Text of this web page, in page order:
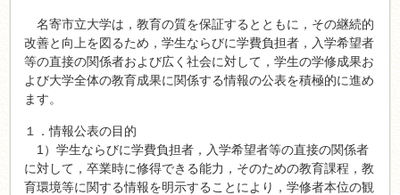
名寄市立大学は，教育の質を保証するとともに，その継続的
改善と向上を図るため，学生ならびに学費負担者，入学希望者
等の直接の関係者および広く社会に対して，学生の学修成果お
よび大学全体の教育成果に関係する情報の公表を積極的に進め
ます。
１．情報公表の目的
1）学生ならびに学費負担者，入学希望者等の直接の関係者
に対して，卒業時に修得できる能力，そのための教育課程，教
育環境等に関する情報を明示することにより，学修者本位の観